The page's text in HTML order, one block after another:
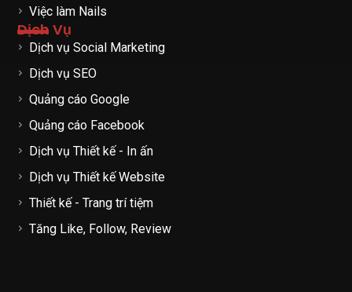
Việc làm Nails
Dịch Vụ
Dịch vụ Social Marketing
Dịch vụ SEO
Quảng cáo Google
Quảng cáo Facebook
Dịch vụ Thiết kế - In ấn
Dịch vụ Thiết kế Website
Thiết kế - Trang trí tiệm
Tăng Like, Follow, Review